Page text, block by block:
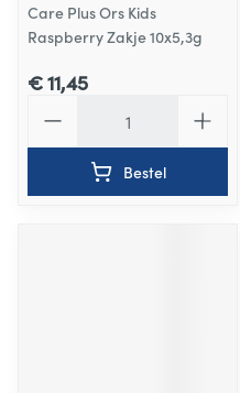
Care Plus Ors Kids
Raspberry Zakje 10x5,3g
€ 11,45
Bestel